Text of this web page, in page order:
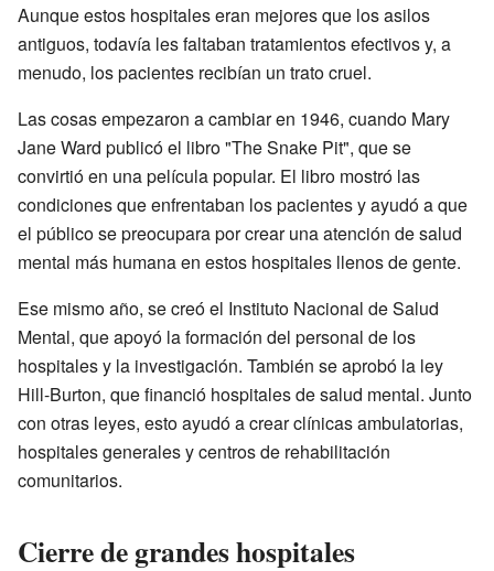
Aunque estos hospitales eran mejores que los asilos
antiguos, todavía les faltaban tratamientos efectivos y, a
menudo, los pacientes recibían un trato cruel.
Las cosas empezaron a cambiar en 1946, cuando Mary
Jane Ward publicó el libro "The Snake Pit", que se
convirtió en una película popular. El libro mostró las
condiciones que enfrentaban los pacientes y ayudó a que
el público se preocupara por crear una atención de salud
mental más humana en estos hospitales llenos de gente.
Ese mismo año, se creó el Instituto Nacional de Salud
Mental, que apoyó la formación del personal de los
hospitales y la investigación. También se aprobó la ley
Hill-Burton, que financió hospitales de salud mental. Junto
con otras leyes, esto ayudó a crear clínicas ambulatorias,
hospitales generales y centros de rehabilitación
comunitarios.
Cierre de grandes hospitales